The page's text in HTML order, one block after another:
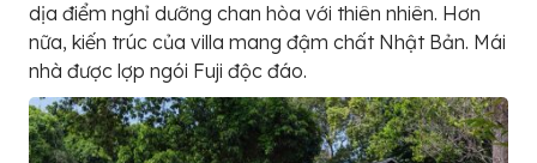
dịa điểm nghỉ dưỡng chan hòa với thiên nhiên. Hơn
nữa, kiến trúc của villa mang đậm chất Nhật Bản. Mái
nhà được lợp ngói Fuji độc đáo.